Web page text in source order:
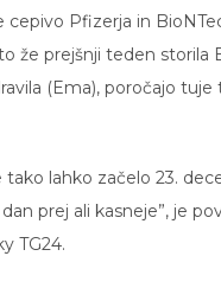
cepivo Pfizerja in
že prejšnji teden storila
(Ema), poročajo tuje
tako lahko začelo 23.
prej ali kasneje”, je
TG24.